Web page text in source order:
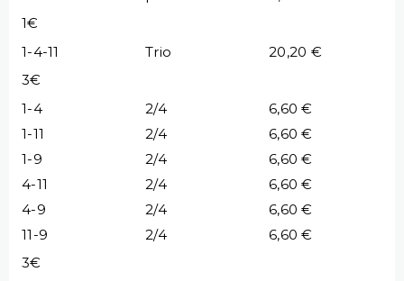
1€
1-4-11
Trio
20,20 €
3€
1-4
2/4
6,60 €
1-11
2/4
6,60 €
1-9
2/4
6,60 €
4-11
2/4
6,60 €
4-9
2/4
6,60 €
11-9
2/4
6,60 €
3€